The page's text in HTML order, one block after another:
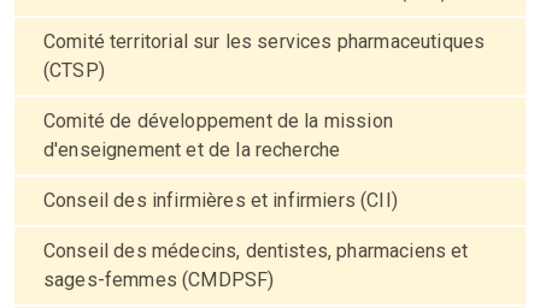
Comité territorial sur les services pharmaceutiques
(CTSP)
Comité de développement de la mission
d'enseignement et de la recherche
Conseil des infirmières et infirmiers (CII)
Conseil des médecins, dentistes, pharmaciens et
sages-femmes (CMDPSF)